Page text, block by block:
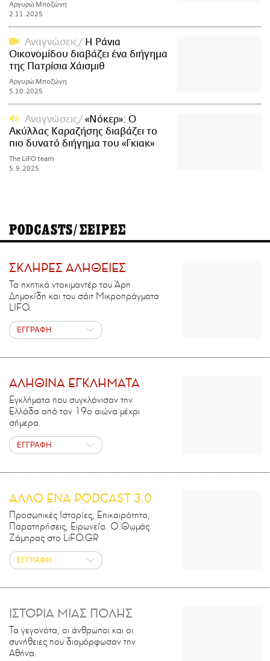
Αργυρώ Μποζώνη
2.11.2025
Αναγνώσεις
Η Ράνια
Οικονομίδου διαβάζει ένα διήγημα
της Πατρίσια Χάισμιθ
Αργυρώ Μποζώνη
5.10.2025
Αναγνώσεις
«Νόκερ»: Ο
Ακύλλας Καραζήσης διαβάζει το
πιο δυνατό διήγημα του «Γκιακ»
The LiFO team
5.9.2025
PODCASTS/ΣΕΙΡΕΣ
ΣΚΛΗΡΕΣ ΑΛΗΘΕΙΕΣ
Τα ηχητικά ντοκιμαντέρ του Άρη
Δημοκίδη και του σάιτ Μικροπράγματα
LIFO.
ΕΓΓΡΑΦΗ
ΑΛΗΘΙΝΑ ΕΓΚΛΗΜΑΤΑ
Εγκλήματα που συγκλόνισαν την
Ελλάδα από τον 19ο αιώνα μέχρι
σήμερα.
ΕΓΓΡΑΦΗ
ΑΛΛΟ ΕΝΑ PODCAST 3.0
Προσωπικές Ιστορίες, Επικαιρότητα,
Παρατηρήσεις, Ειρωνεία. Ο Θωμάς
Ζάμπρας στο LiFO.GR
ΕΓΓΡΑΦΗ
ΙΣΤΟΡΙΑ ΜΙΑΣ ΠΟΛΗΣ
Τα γεγονότα, οι άνθρωποι και οι
συνήθειες που διαμόρφωσαν την
Αθήνα.